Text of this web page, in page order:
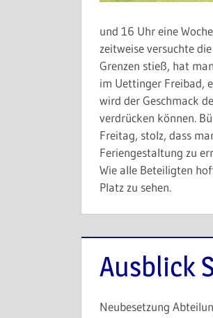
und 16 Uhr eine
zeitweise versuchte
Grenzen stieß, hat
im Uettinger Freibad,
wird der Geschmack
verdrücken können.
Freitag, stolz, dass
Feriengestaltung zu
Wie alle Beteiligten
Platz zu sehen.
Ausblick
Neubesetzung